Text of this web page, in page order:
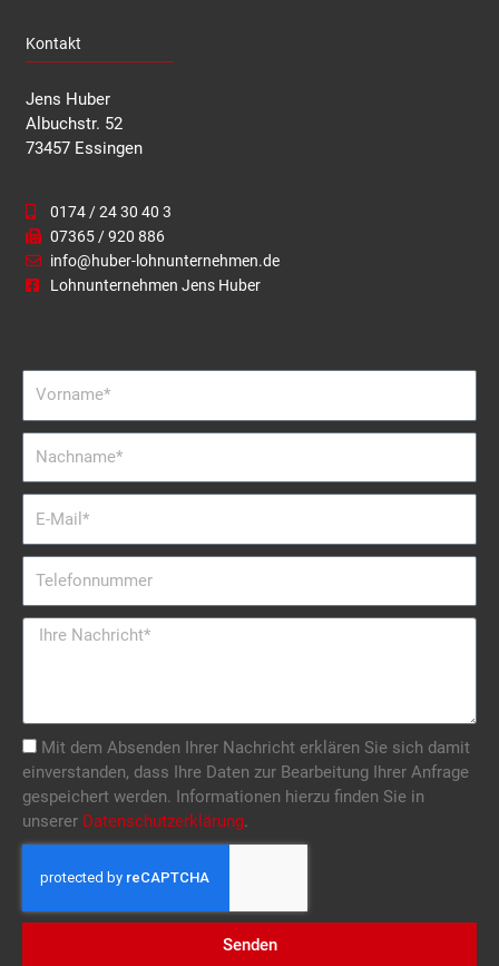
Kontakt
Jens Huber
Albuchstr. 52
73457 Essingen
0174 / 24 30 40 3
07365 / 920 886
info@huber-lohnunternehmen.de
Lohnunternehmen Jens Huber
Mail
Nachricht
Mit dem Absenden Ihrer Nachricht erklären Sie sich damit
einverstanden, dass Ihre Daten zur Bearbeitung Ihrer Anfrage
gespeichert werden. Informationen hierzu finden Sie in
unserer Datenschutzerklärung.
Senden